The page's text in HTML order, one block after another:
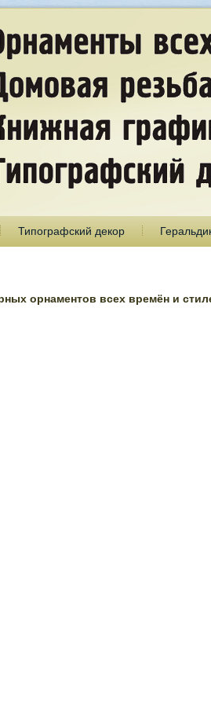
Типографский декор
орнаментов всех времён и